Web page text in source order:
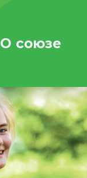
О союзе